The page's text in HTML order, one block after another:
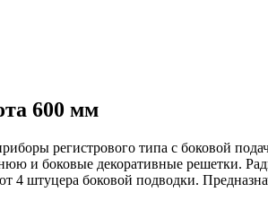
600 мм
регистрового типа с боковой
и боковые декоративные решетки.
штуцера боковой подводки.